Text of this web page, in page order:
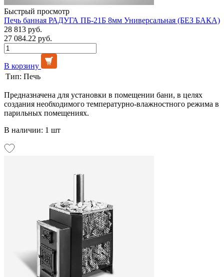
Быстрый просмотр
Печь банная РАДУГА ПБ-21Б 8мм Универсальная (БЕЗ БАКА)
28 813 руб.
27 084.22 руб.
В корзину
Тип: Печь
Предназначена для установки в помещении бани, в целях
создания необходимого температурно-влажностного режима в
парильных помещениях.
В наличии: 1 шт